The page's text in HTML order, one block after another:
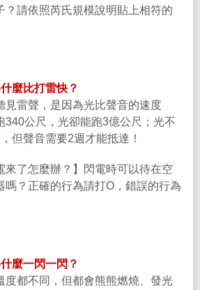
？請依照芮氏規模說明貼上相符的
什麼比打雷快？
見雷聲，是因為光比聲音的速度
340公尺，光卻能跑3億公尺；光不
但聲音需要2週才能抵達！
來了怎麼辦？】閃電時可以待在空
嗎？正確的行為請打O ，錯誤的行為
什麼一閃一閃？
度都不同，但都會熊熊燃燒、發光